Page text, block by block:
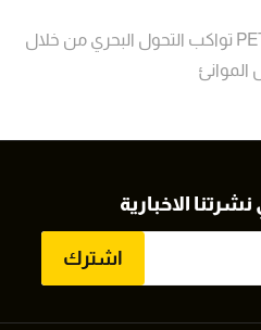
PETROSTAR MAROC تواكب التحول البحري من خلال
الاخبارية
اشترك